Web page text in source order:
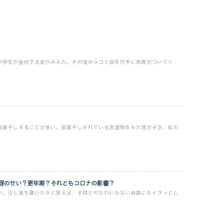
生が登校する姿がみえた。その後からゴミ袋を片手に母親がついてく
屋干しすることが多い。部屋干しされている洗濯物をみた我が子が、私の
のせい？更年期？それともコロナの影響？
少し落ち着いたかと思えば、子供とのたわいもない会話にもイラっとし